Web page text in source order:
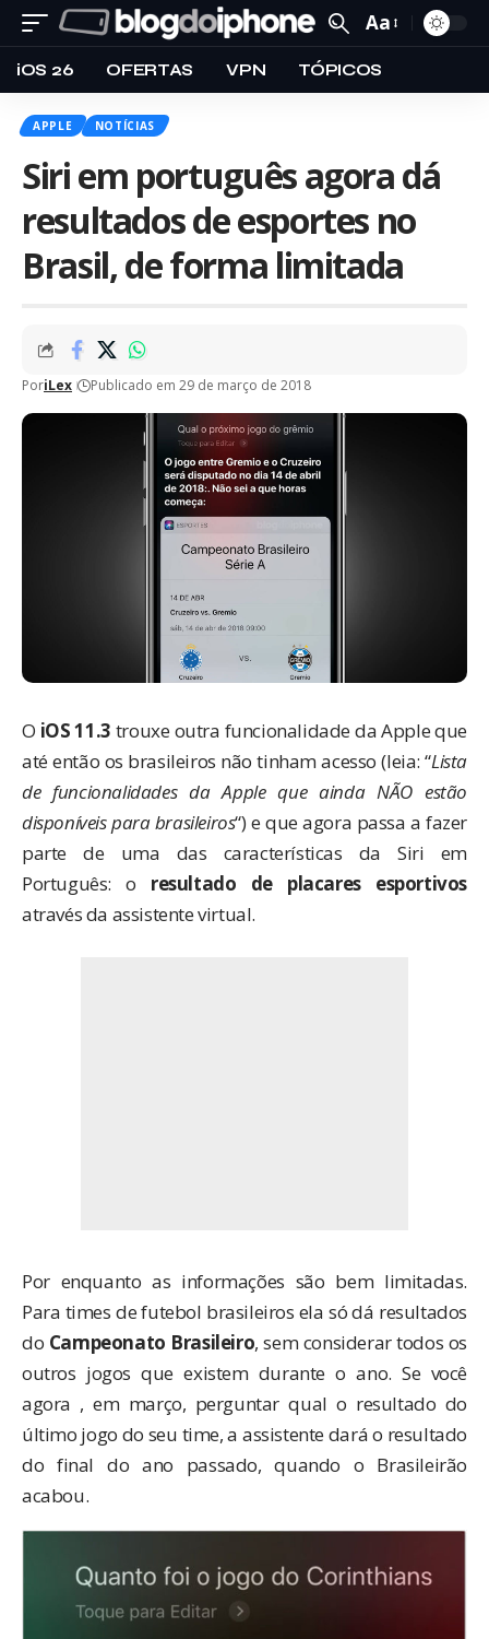
Aa
iOS 26 OFERTAS VPN TÓPICOS
APPLE NOTÍCIAS
Siri em português agora dá
resultados de esportes no
Brasil, de forma limitada
PoriLex Publicado em 29 de março de 2018
O iOS 11.3 trouxe outra funcionalidade da Apple que
até então os brasileiros não tinham acesso (leia: “Lista
de funcionalidades da Apple que ainda NÃO estão
disponíveis para brasileiros“) e que agora passa a fazer
parte de uma das características da Siri em
Português: o resultado de placares esportivos
através da assistente virtual.
Por enquanto as informações são bem limitadas.
Para times de futebol brasileiros ela só dá resultados
do Campeonato Brasileiro, sem considerar todos os
outros jogos que existem durante o ano. Se você
agora , em março, perguntar qual o resultado do
último jogo do seu time, a assistente dará o resultado
do final do ano passado, quando o Brasileirão
acabou.